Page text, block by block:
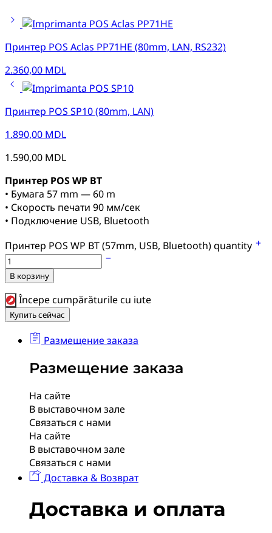
Принтер POS Aclas PP71HE (80mm, LAN, RS232)
2.360,00 MDL
Принтер POS SP10 (80mm, LAN)
1.890,00 MDL
1.590,00 MDL
Принтер POS WP BT
• Бумага 57 mm — 60 m
• Скорость печати 90 мм/сек
• Подключение USB, Bluetooth
Принтер POS WP BT (57mm, USB, Bluetooth) quantity
В корзину
Începe cumpărăturile cu iute
Купить сейчас
Размещение заказа
Размещение заказа
На сайте
В выставочном зале
Связаться с нами
На сайте
В выставочном зале
Связаться с нами
Доставка & Возврат
Доставка и оплата